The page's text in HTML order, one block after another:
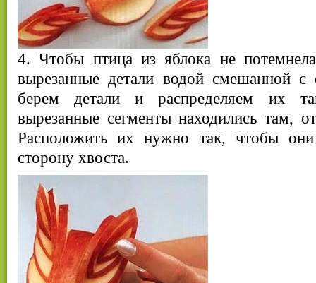
4. Чтобы птица из яблока не
вырезанные детали водой смешанной с
берем детали и распределяем их
вырезанные сегменты находились там,
Расположить их нужно так, чтобы
сторону хвоста.